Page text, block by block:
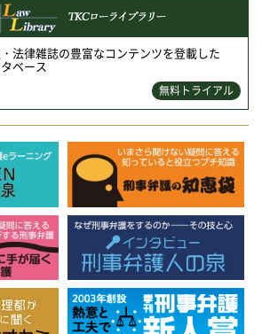
法律雑誌の豊富なコンテンツを登載した
ベース
無料トライアル